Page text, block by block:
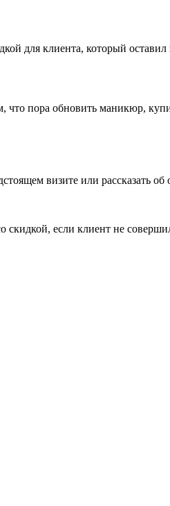
для клиента, который
пора обновить маникюр,
визите или рассказать об
если клиент не